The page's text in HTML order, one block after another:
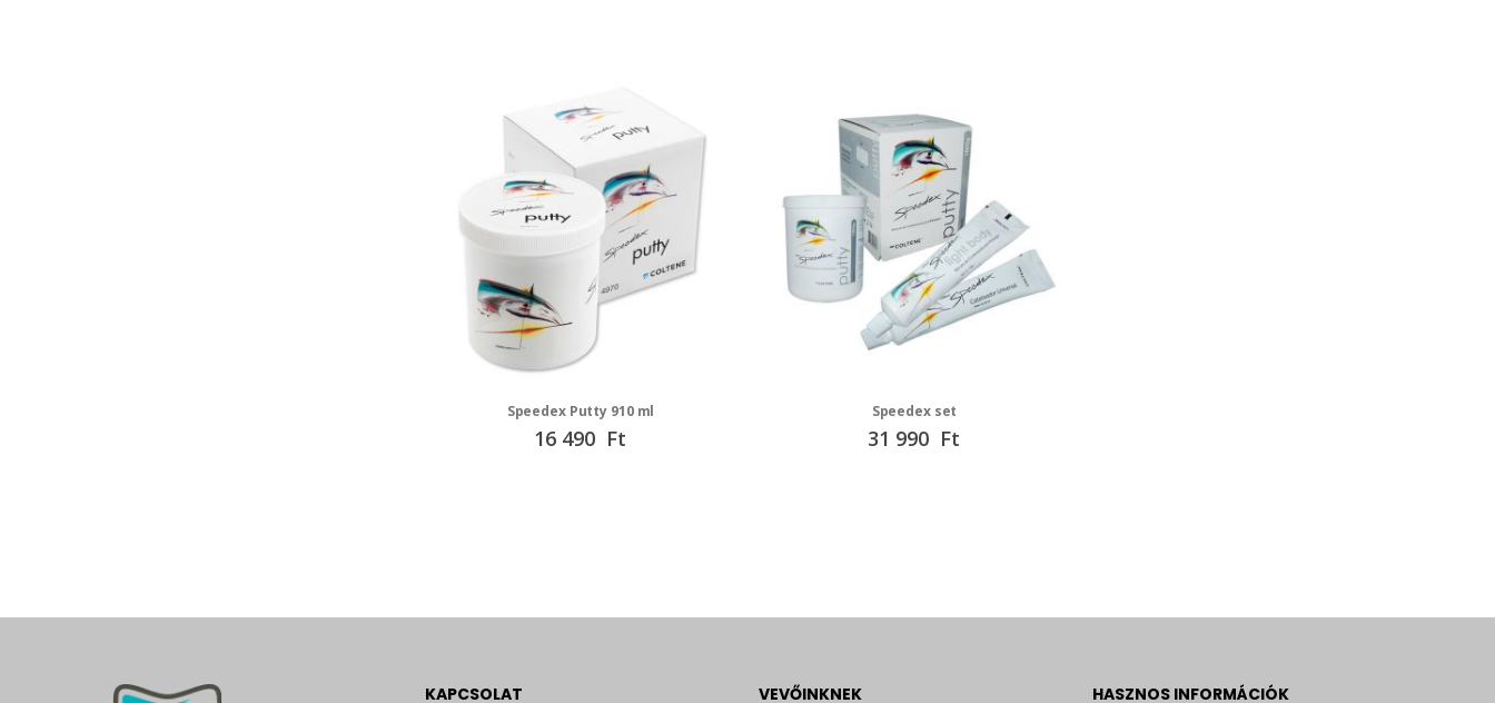
Speedex Putty 910 ml
16 490 Ft
Speedex set
31 990 Ft
KAPCSOLAT VEVŐINKNEK HASZNOS INFORMÁCIÓK